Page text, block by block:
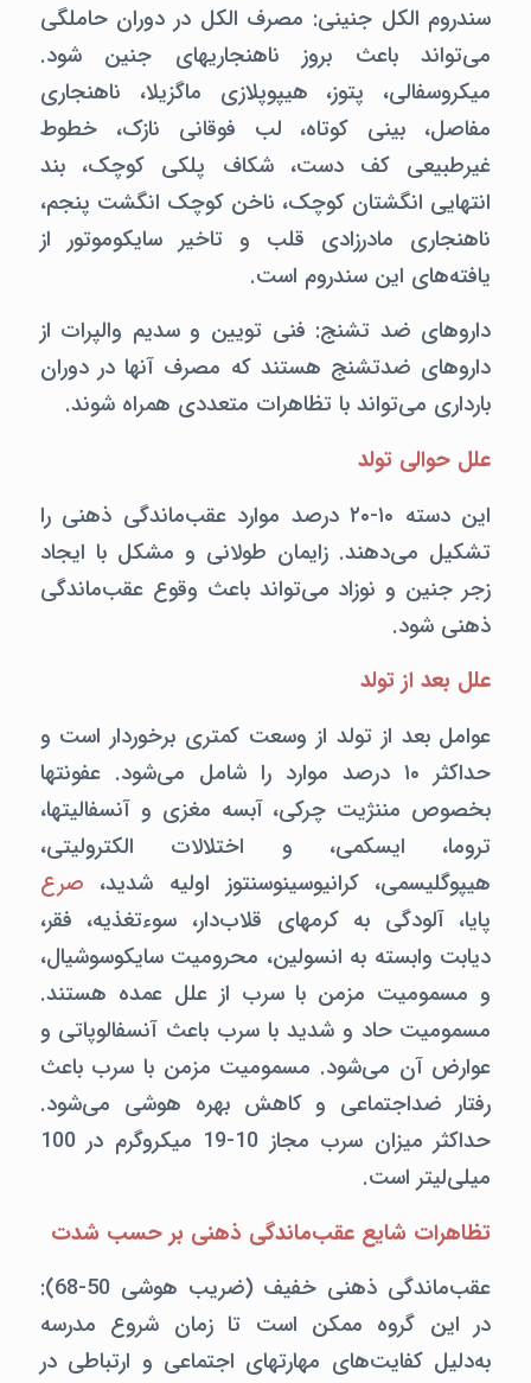
سندروم الکل جنینی:‌ مصرف الکل در دوران حاملگی
می‌تواند باعث بروز ناهنجاریهای جنین شود.
میکروسفالی، پتوز،‌ هیپوپلازی ماگزیلا،‌ ناهنجاری
مفاصل، بینی کوتاه، لب فوقانی نازک، خطوط
غیرطبیعی کف دست، شکاف پلکی کوچک، بند
انتهایی انگشتان کوچک،‌ ناخن کوچک انگشت پنجم،
ناهنجاری مادرزادی قلب و تاخیر سایکوموتور از
یافته‌های این سندروم است.
داروهای ضد تشنج:‌ فنی تویین و سدیم والپرات از
داروهای ضدتشنج هستند که مصرف آنها در دوران
بارداری می‌تواند با تظاهرات متعددی همراه شوند.
علل حوالی تولد
این دسته ۱۰-۲۰ درصد موارد عقب‌ماندگی ذهنی را
تشکیل می‌دهند. زایمان طولانی و مشکل با ایجاد
زجر جنین و نوزاد می‌تواند باعث وقوع عقب‌ماندگی
ذهنی شود.
علل بعد از تولد
عوامل بعد از تولد از وسعت کمتری برخوردار است و
حداکثر ۱۰ درصد موارد را شامل می‌شود. عفونتها
بخصوص مننژیت چرکی،‌ آبسه مغزی و آنسفالیتها،‌
تروما،‌ ایسکمی،‌ و اختلالات الکترولیتی،
هیپوگلیسمی،‌ کرانیوسینوسنتوز اولیه شدید،‌ صرع
پایا،‌ آلودگی به کرمهای قلاب‌دار،‌ سوءتغذیه،‌ فقر،‌
دیابت وابسته به انسولین، محرومیت سایکوسوشیال،
و مسمومیت مزمن با سرب از علل عمده هستند.
مسمومیت حاد و شدید با سرب باعث آنسفالوپاتی و
عوارض آن می‌شود. مسمومیت مزمن با سرب باعث
رفتار ضداجتماعی و کاهش بهره هوشی می‌شود.
حداکثر میزان سرب مجاز 10-19 میکروگرم در 100
میلی‌لیتر است.
تظاهرات شایع عقب‌ماندگی ذهنی بر حسب شدت
عقب‌ماندگی ذهنی خفیف (ضریب هوشی 50-68):‌
در این گروه ممکن است تا زمان شروع مدرسه
به‌دلیل کفایت‌های مهارتهای اجتماعی و ارتباطی در